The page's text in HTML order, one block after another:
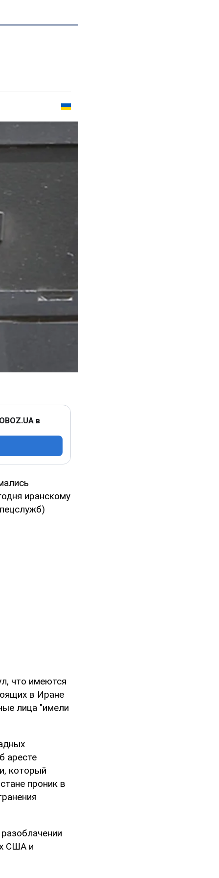
в
иранскому
что имеются
в Иране
лица "имели
аресте
который
проник в
США и